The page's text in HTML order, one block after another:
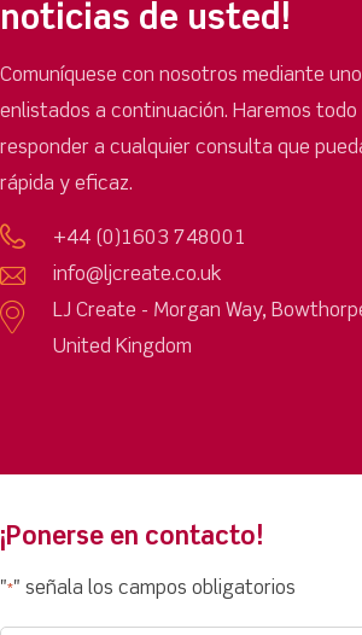
noticias de usted!
Comuníquese con nosotros mediante
enlistados a continuación. Haremos todo
responder a cualquier consulta que
rápida y eficaz.
+44 (0)1603 748001
info@ljcreate.co.uk
LJ Create - Morgan Way,
United Kingdom
¡Ponerse en contacto!
"*" señala los campos obligatorios